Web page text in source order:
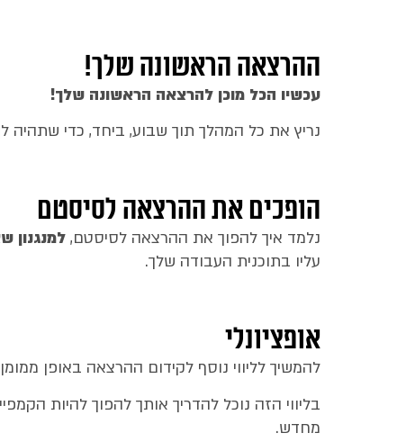
ההרצאה הראשונה שלך!
עכשיו הכל מוכן להרצאה הראשונה שלך!
נריץ את כל המהלך תוך שבוע, ביחד, כדי שתהיה
הופכים את ההרצאה לסיסטם
נלמד איך להפוך את ההרצאה לסיסטם, למנגנון
עליו בתוכנית העבודה שלך.
אופציונלי
להמשיך לליווי נוסף לקידום ההרצאה באופן ממומן
בליווי הזה נוכל להדריך אותך להפוך להיות
מחדש.